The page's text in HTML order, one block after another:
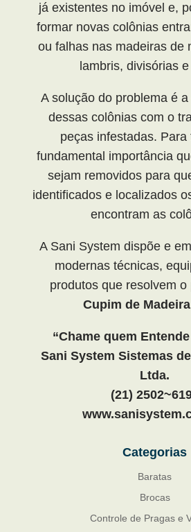
já existentes no imóvel e,
formar novas colônias
ou falhas nas madeiras de
lambris, divisórias
A solução do problema é
dessas colônias com o
peças infestadas. Para
fundamental importância
sejam removidos para
identificados e localizados
encontram as
A Sani System dispõe e
modernas técnicas,
produtos que resolvem o
Cupim de
“Chame quem
Sani System Sistemas
Ltda.
(21)
Categorias
Baratas
Brocas
Controle de Pragas e